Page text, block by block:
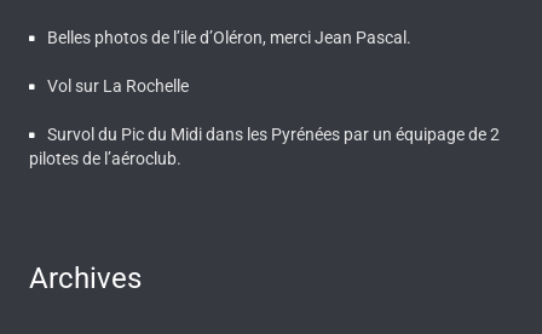
Belles photos de l’ile d’Oléron, merci Jean Pascal.
Vol sur La Rochelle
Survol du Pic du Midi dans les Pyrénées par un équipage de 2
pilotes de l’aéroclub.
Archives